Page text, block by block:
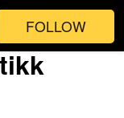
FOLLOW